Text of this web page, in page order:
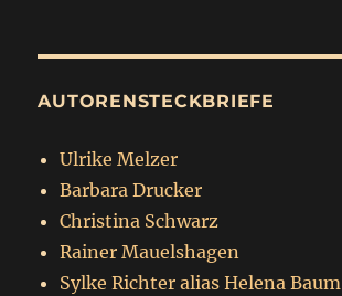
AUTORENSTECKBRIEFE
Ulrike Melzer
Barbara Drucker
Christina Schwarz
Rainer Mauelshagen
Sylke Richter alias Helena Baum